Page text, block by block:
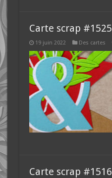
Carte scrap #1525
19 juin 2022 Des cartes
Carte scrap #1516